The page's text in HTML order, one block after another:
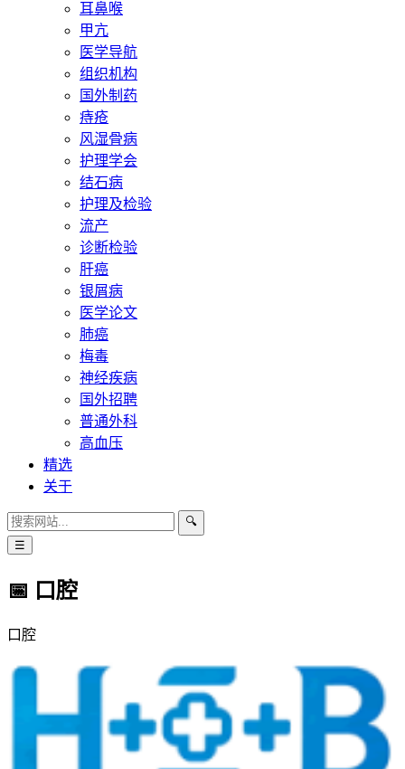
耳鼻喉
甲亢
医学导航
组织机构
国外制药
痔疮
风湿骨病
护理学会
结石病
护理及检验
流产
诊断检验
肝癌
银屑病
医学论文
肺癌
梅毒
神经疾病
国外招聘
普通外科
高血压
精选
关于
🔍
☰
📅 口腔
口腔